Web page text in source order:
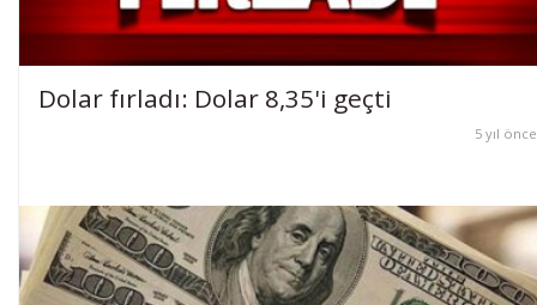
Dolar fırladı: Dolar 8,35'i geçti
5 yıl önce